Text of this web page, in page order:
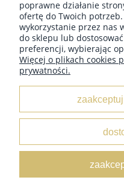
Wólka Kosowska /NIP:
mail:
poprawne działanie
ofertę do Twoich
wykorzystanie przez nas
do sklepu lub
preferencji, wybierając
Więcej o plikach cookies
prywatności.